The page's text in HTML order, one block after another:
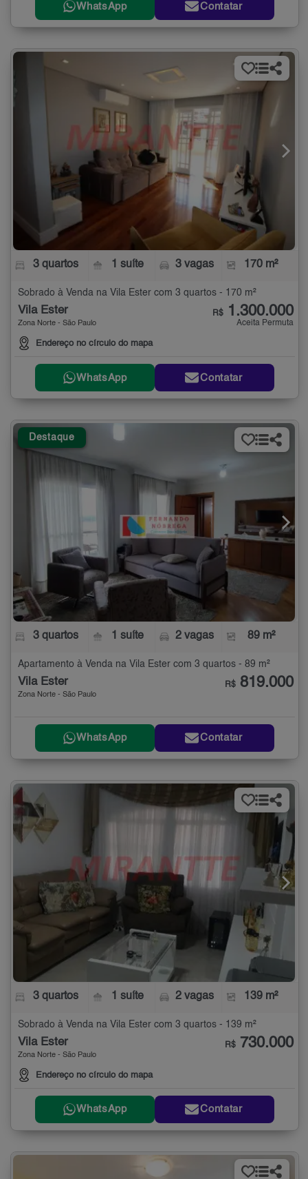
WhatsApp Contatar
3 quartos 1 suíte 3 vagas 170 m²
Sobrado à Venda na Vila Ester com 3 quartos - 170 m²
Vila Ester
Zona Norte - São Paulo
Endereço no círculo do mapa
R$ 1.300.000
Aceita Permuta
WhatsApp Contatar
Destaque
3 quartos 1 suíte 2 vagas 89 m²
Apartamento à Venda na Vila Ester com 3 quartos - 89 m²
Vila Ester
Zona Norte - São Paulo
R$ 819.000
WhatsApp Contatar
3 quartos 1 suíte 2 vagas 139 m²
Sobrado à Venda na Vila Ester com 3 quartos - 139 m²
Vila Ester
Zona Norte - São Paulo
Endereço no círculo do mapa
R$ 730.000
WhatsApp Contatar